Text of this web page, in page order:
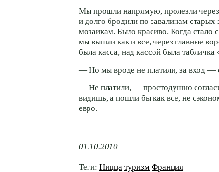
Мы прошли напрямую, пролезли
и долго бродили по завалинам старых
мозаикам. Было красиво. Когда стало
мы вышли как и все, через главные
была касса, над кассой была табличка
— Но мы вроде не платили, за вход —
— Не платили, — простодушно
видишь, а пошли бы как все, не
евро.
01.10.2010
Теги: Ницца туризм Франция